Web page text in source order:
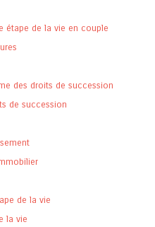
étape de la vie en couple
des droits de succession
de succession
de la vie
la vie